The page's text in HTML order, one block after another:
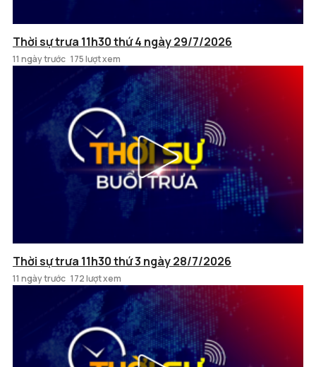
Thời sự trưa 11h30 thứ 4 ngày 29/7/2026
11 ngày trước 175 lượt xem
Thời sự trưa 11h30 thứ 3 ngày 28/7/2026
11 ngày trước 172 lượt xem